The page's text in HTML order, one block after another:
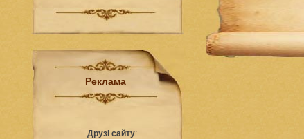
Реклама
Друзі сайту: